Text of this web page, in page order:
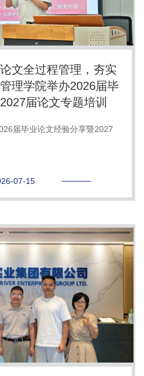
文全过程管理，夯实
理学院举办2026届毕
届论文专题培训
届毕业论文经验分享暨2027
07-15